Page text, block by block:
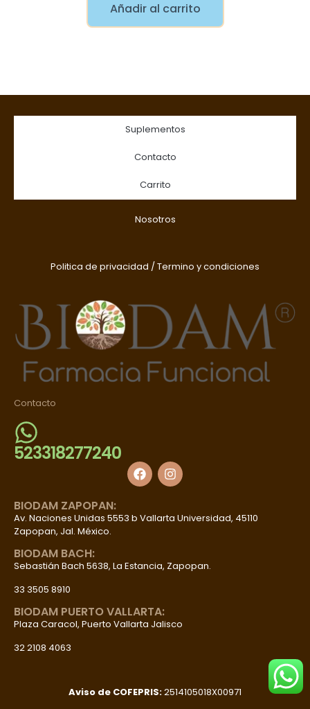
Añadir al carrito
Suplementos
Contacto
Carrito
Nosotros
Politica de privacidad /Termino y condiciones
Contacto
523318277240
BIODAM ZAPOPAN:
Av. Naciones Unidas 5553 b Vallarta Universidad, 45110
Zapopan, Jal. México.
BIODAM BACH:
Sebastián Bach 5638, La Estancia, Zapopan.
33 3505 8910
BIODAM PUERTO VALLARTA:
Plaza Caracol, Puerto Vallarta Jalisco
32 2108 4063
Aviso de COFEPRIS:2514105018X00971